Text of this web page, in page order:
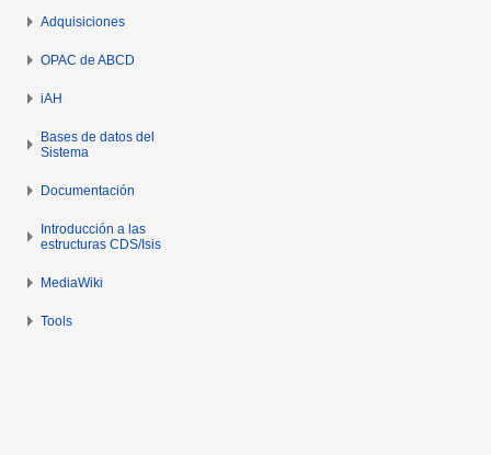
Adquisiciones
OPAC de ABCD
iAH
Bases de datos del
Sistema
Documentación
Introducción a las
estructuras CDS/Isis
MediaWiki
Tools